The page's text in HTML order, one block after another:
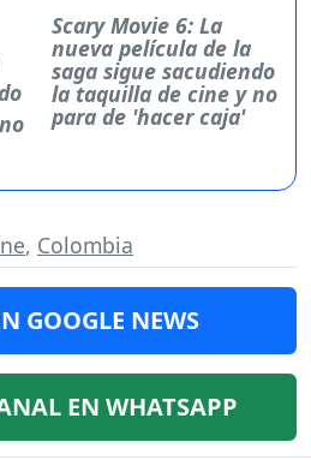
Scary Movie 6: La
nueva película de la
saga sigue sacudiendo
la taquilla de cine y no
para de 'hacer caja'
, Colombia
GOOGLE NEWS
EN WHATSAPP